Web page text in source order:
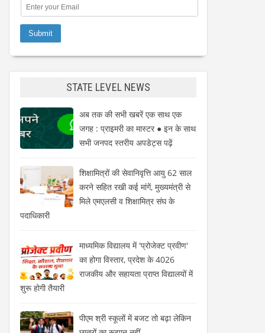
STATE LEVEL NEWS
अब तक की सभी खबरें एक साथ एक
जगह : प्राइमरी का मास्टर ● इन के साथ
सभी जनपद स्तरीय अपडेट्स पढ़ें
शिक्षामित्रों की सेवानिवृत्ति आयु 62 साल
करने सहित रखी कई मांगें, मुख्यमंत्री से
मिले एमएलसी व शिक्षामित्र संघ के
पदाधिकारी
माध्यमिक विद्यालय में 'प्रोजेक्ट प्रवीण'
का होगा विस्तार, प्रदेश के 4026
राजकीय और सहायता प्राप्त विद्यालयों में
शुरू होगी तैयारी
पीएम श्री स्कूलों में बजट तो बढ़ा लेकिन